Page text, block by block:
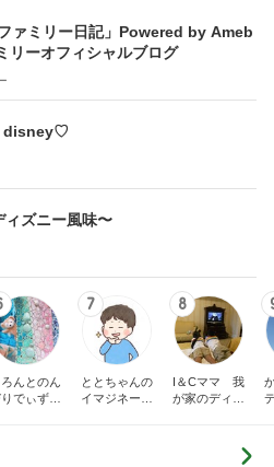
ファミリー日記」Powered by Ameb
リーオフィシャルブログ
disney♡
ィズニー風味〜
ろんとのん
でぃず日
7
ととちゃんの
イマジネーシ
8
I＆Cママ 我
が家のディズ